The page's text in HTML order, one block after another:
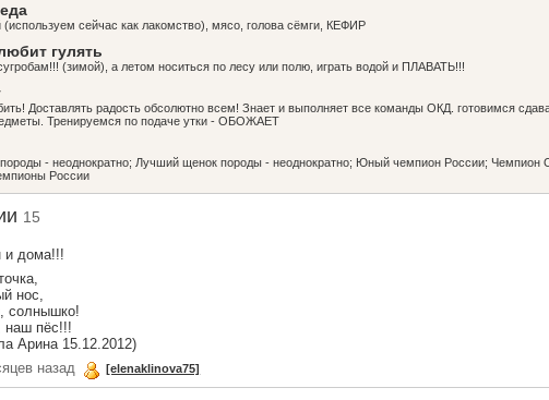
сейчас как лакомство), мясо, голова сёмги, КЕФИР
гулять
(зимой), а летом носиться по лесу или полю, играть водой и ПЛАВАТЬ!!!
Доставлять радость обсолютно всем! Знает и выполняет все команды ОКД. готовимся
Тренируемся по подаче утки - ОБОЖАЕТ
- неоднократно; Лучший щенок породы - неоднократно; Юный чемпион России;
России
15
и дома!!!
нос,
солнышко!
наш пёс!!!
Арина 15.12.2012)
назад
[elenaklinova75]